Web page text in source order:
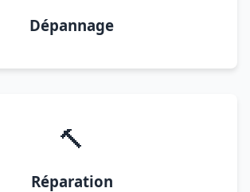
Dépannage
🔨
Réparation